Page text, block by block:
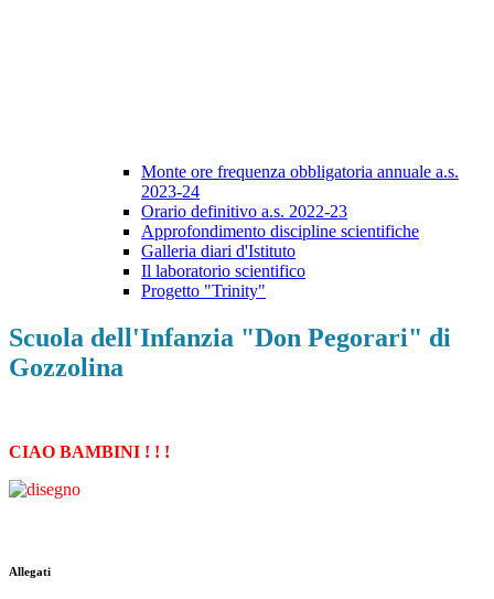
Monte ore frequenza obbligatoria annuale a.s.
2023-24
Orario definitivo a.s. 2022-23
Approfondimento discipline scientifiche
Galleria diari d'Istituto
Il laboratorio scientifico
Progetto "Trinity"
Scuola dell'Infanzia "Don Pegorari" di
Gozzolina
CIAO BAMBINI ! ! !
Allegati